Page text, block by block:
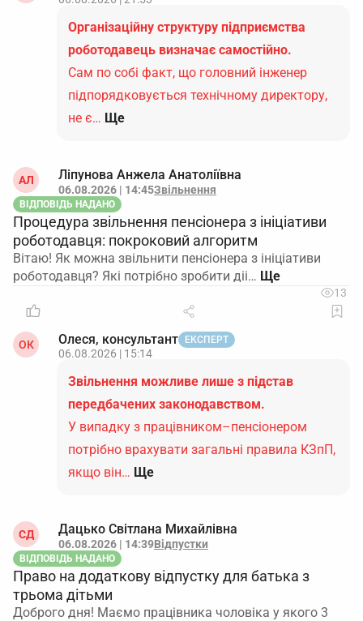
Організаційну структуру підприємства
роботодавець визначає самостійно.
Сам по собі факт, що головний інженер
підпорядковується технічному директору,
не є… Ще
АЛ Ліпунова Анжела Анатоліївна
06.08.2026 | 14:45Звільнення
ВІДПОВІДЬ НАДАНО
Процедура звільнення пенсіонера з ініціативи
роботодавця: покроковий алгоритм
Вітаю! Як можна звільнити пенсіонера з ініціативи
роботодавця? Які потрібно зробити діі…
13
ОК Олеся, консультант ЕКСПЕРТ
06.08.2026 | 15:14
Звільнення можливе лише з підстав
передбачених законодавством.
У випадку з працівником–пенсіонером
потрібно врахувати загальні правила КЗпП,
якщо він… Ще
СД Дацько Світлана Михайлівна
06.08.2026 | 14:39Відпустки
ВІДПОВІДЬ НАДАНО
Право на додаткову відпустку для батька з
трьома дітьми
Доброго дня! Маємо працівника чоловіка у якого 3